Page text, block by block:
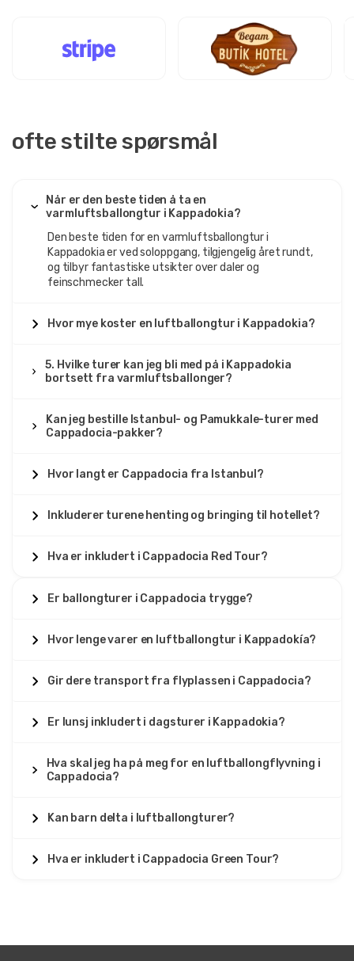
ofte stilte spørsmål
Når er den beste tiden å ta en
varmluftsballongtur i Kappadokia?
Den beste tiden for en varmluftsballongtur i
Kappadokia er ved soloppgang, tilgjengelig året rundt,
og tilbyr fantastiske utsikter over daler og
feinschmecker tall.
Hvor mye koster en luftballongtur i Kappadokia?
5. Hvilke turer kan jeg bli med på i Kappadokia
bortsett fra varmluftsballonger?
Kan jeg bestille Istanbul- og Pamukkale-turer med
Cappadocia-pakker?
Hvor langt er Cappadocia fra Istanbul?
Inkluderer turene henting og bringing til hotellet?
Hva er inkludert i Cappadocia Red Tour?
Er ballongturer i Cappadocia trygge?
Hvor lenge varer en luftballongtur i Kappadokía?
Gir dere transport fra flyplassen i Cappadocia?
Er lunsj inkludert i dagsturer i Kappadokia?
Hva skal jeg ha på meg for en luftballongflyvning i
Cappadocia?
Kan barn delta i luftballongturer?
Hva er inkludert i Cappadocia Green Tour?